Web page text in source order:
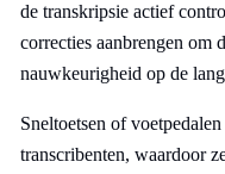
de transkripsie actief
correcties aanbrengen om
nauwkeurigheid op de
Sneltoetsen of
transcribenten, waardoor